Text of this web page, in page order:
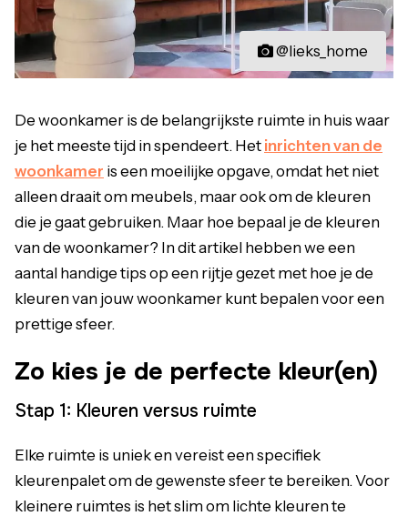
@lieks_home
De woonkamer is de belangrijkste ruimte in huis waar
je het meeste tijd in spendeert. Het inrichten van de
woonkamer is een moeilijke opgave, omdat het niet
alleen draait om meubels, maar ook om de kleuren
die je gaat gebruiken. Maar hoe bepaal je de kleuren
van de woonkamer? In dit artikel hebben we een
aantal handige tips op een rijtje gezet met hoe je de
kleuren van jouw woonkamer kunt bepalen voor een
prettige sfeer.
Zo kies je de perfecte kleur(en)
Stap 1: Kleuren versus ruimte
Elke ruimte is uniek en vereist een specifiek
kleurenpalet om de gewenste sfeer te bereiken. Voor
kleinere ruimtes is het slim om lichte kleuren te